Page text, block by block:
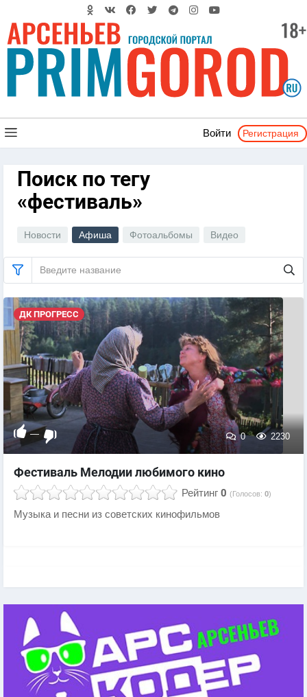
Войти Регистрация
Поиск по тегу
«фестиваль»
Новости Афиша Фотоальбомы Видео
ДК ПРОГРЕСС
— 0 2230
Фестиваль Мелодии любимого кино
Рейтинг 0 (Голосов: 0)
Музыка и песни из советских кинофильмов